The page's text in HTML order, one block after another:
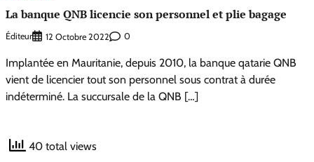
La banque QNB licencie son personnel et plie bagage
Éditeur 12 Octobre 2022 0
Implantée en Mauritanie, depuis 2010, la banque qatarie QNB
vient de licencier tout son personnel sous contrat à durée
indéterminé. La succursale de la QNB […]
40 total views